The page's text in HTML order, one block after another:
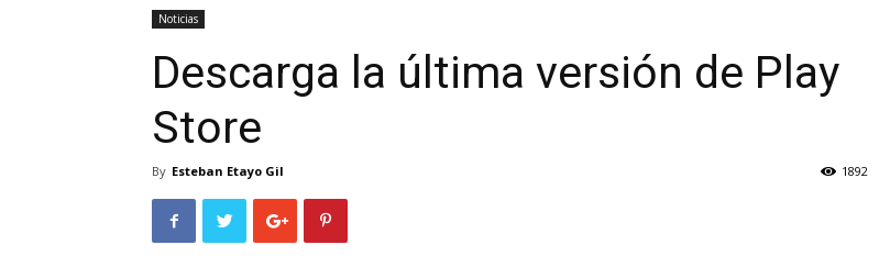
Noticias
Descarga la última versión de Play
Store
By Esteban Etayo Gil 1892